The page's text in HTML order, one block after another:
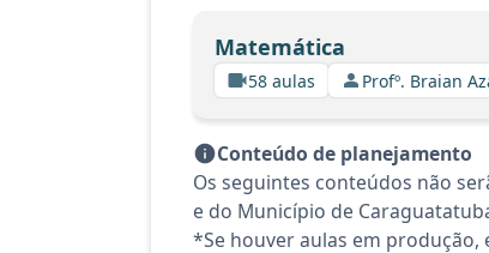
Matemática
58 aulas Profº. Braian
Conteúdo de planejamento
Os seguintes conteúdos não
e do Município de
*Se houver aulas em produção,